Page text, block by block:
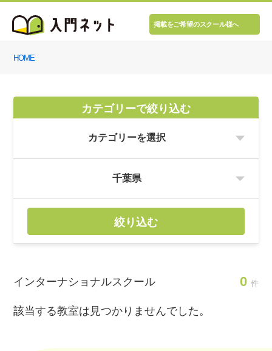
掲載をご希望のスクール様へ
HOME
カテゴリーで絞り込む
絞り込む
インターナショナルスクール 0 件
該当する教室は見つかりませんでした。